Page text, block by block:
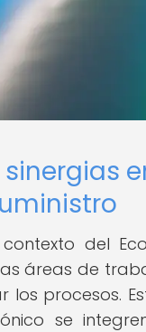
del
áreas de
los procesos.
se